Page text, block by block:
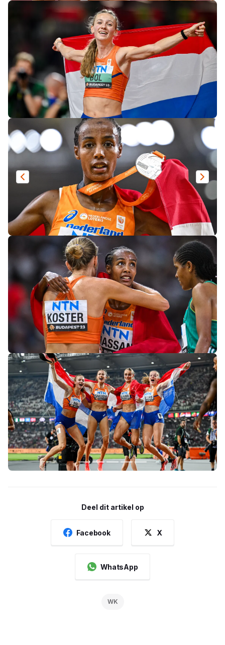
Deel dit artikel op
Facebook X
WhatsApp
WK